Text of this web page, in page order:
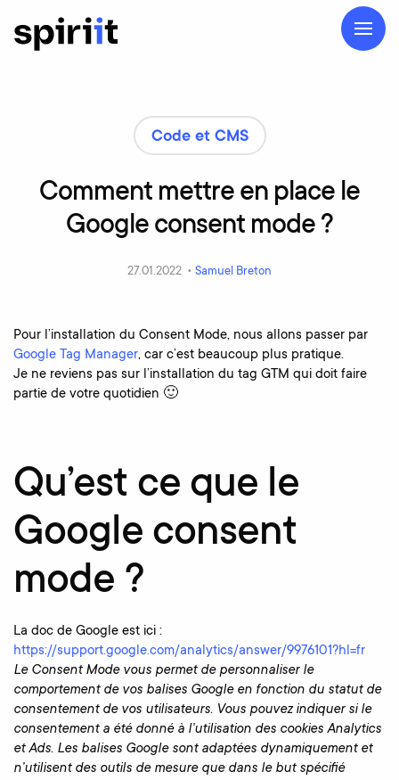
Code et CMS
Comment mettre en place le
Google consent mode ?
27.01.2022 • Samuel Breton
Pour l’installation du Consent Mode, nous allons passer par
Google Tag Manager, car c’est beaucoup plus pratique.
Je ne reviens pas sur l’installation du tag GTM qui doit faire
partie de votre quotidien 🙂
Qu’est ce que le
Google consent
mode ?
La doc de Google est ici :
https://support.google.com/analytics/answer/9976101?hl=fr
Le Consent Mode vous permet de personnaliser le
comportement de vos balises Google en fonction du statut de
consentement de vos utilisateurs. Vous pouvez indiquer si le
consentement a été donné à l’utilisation des cookies Analytics
et Ads. Les balises Google sont adaptées dynamiquement et
n’utilisent des outils de mesure que dans le but spécifié